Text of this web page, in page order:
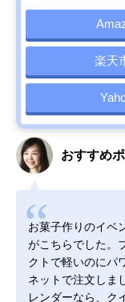
楽天
おすすめ
お菓子作りのイベ
がこちらでした。
クトで軽いのにパ
ネットで注文しま
レンダーなら、ク